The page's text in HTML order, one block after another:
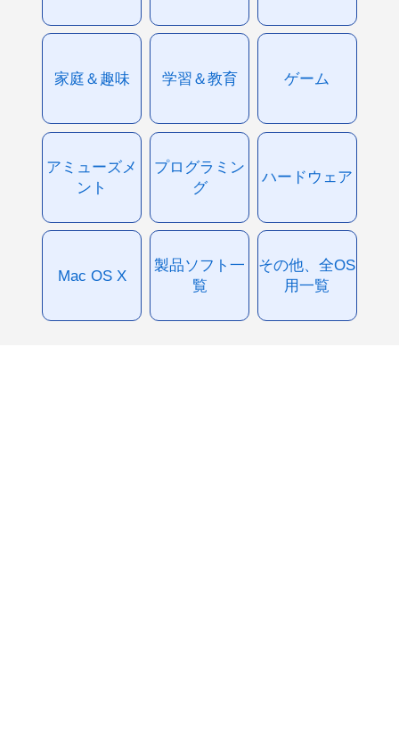
家庭＆趣味 学習＆教育 ゲーム
アミューズメ
ント
プログラミン
グ
ハードウェア
Mac OS X
製品ソフト一
覧
その他、全OS
用一覧